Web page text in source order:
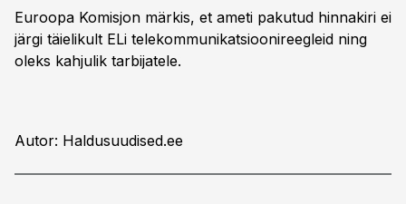
Euroopa Komisjon märkis, et ameti pakutud hinnakiri ei
järgi täielikult ELi telekommunikatsioonireegleid ning
oleks kahjulik tarbijatele.
Autor: Haldusuudised.ee